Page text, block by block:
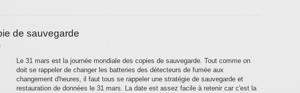
de sauvegarde
Le 31 mars est la journée mondiale des copies de sauvegarde. Tout comme on
doit se rappeler de changer les batteries des détecteurs de fumée aux
changement d'heures, il faut tous se rappeler une stratégie de sauvegarde et
restauration de données le 31 mars. La date est assez facile à retenir car c'est la